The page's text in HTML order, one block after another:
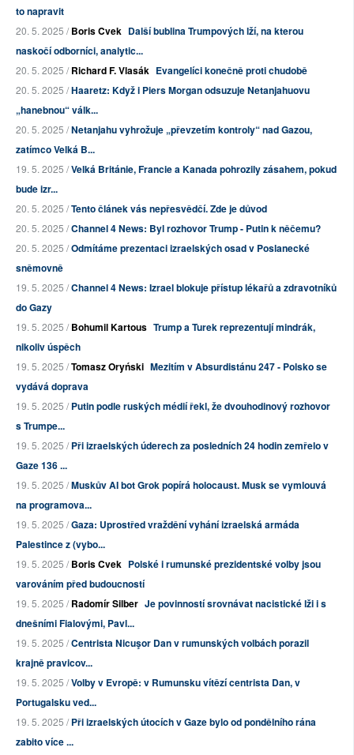
to napravit
20. 5. 2025 /Boris Cvek Další bublina Trumpových lží, na kterou
naskočí odborníci, analytic...
20. 5. 2025 /Richard F. Vlasák Evangelíci konečně proti chudobě
20. 5. 2025 /Haaretz: Když i Piers Morgan odsuzuje Netanjahuovu
„hanebnou“ válk...
20. 5. 2025 /Netanjahu vyhrožuje „převzetím kontroly“ nad Gazou,
zatímco Velká B...
19. 5. 2025 /Velká Británie, Francie a Kanada pohrozily zásahem, pokud
bude izr...
20. 5. 2025 /Tento článek vás nepřesvědčí. Zde je důvod
20. 5. 2025 /Channel 4 News: Byl rozhovor Trump - Putin k něčemu?
20. 5. 2025 /Odmítáme prezentaci izraelských osad v Poslanecké
sněmovně
19. 5. 2025 /Channel 4 News: Izrael blokuje přístup lékařů a zdravotníků
do Gazy
19. 5. 2025 /Bohumil Kartous Trump a Turek reprezentují mindrák,
nikoliv úspěch
19. 5. 2025 /Tomasz Oryński Mezitím v Absurdistánu 247 - Polsko se
vydává doprava
19. 5. 2025 /Putin podle ruských médií řekl, že dvouhodinový rozhovor
s Trumpe...
19. 5. 2025 /Při izraelských úderech za posledních 24 hodin zemřelo v
Gaze 136 ...
19. 5. 2025 /Muskův AI bot Grok popírá holocaust. Musk se vymlouvá
na programova...
19. 5. 2025 /Gaza: Uprostřed vraždění vyhání izraelská armáda
Palestince z (vybo...
19. 5. 2025 /Boris Cvek Polské i rumunské prezidentské volby jsou
varováním před budoucností
19. 5. 2025 /Radomír Silber Je povinností srovnávat nacistické lži i s
dnešními Fialovými, Pavl...
19. 5. 2025 /Centrista Nicuşor Dan v rumunských volbách porazil
krajně pravicov...
19. 5. 2025 /Volby v Evropě: v Rumunsku vítězí centrista Dan, v
Portugalsku ved...
19. 5. 2025 /Při izraelských útocích v Gaze bylo od pondělního rána
zabito více ...